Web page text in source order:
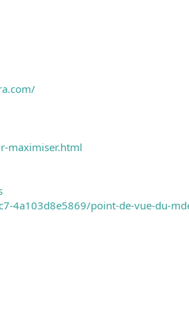
maximiser.html
4a103d8e5869/point-de-vue-du-